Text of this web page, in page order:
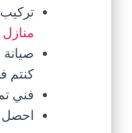
منازل
كنتم
فني
احصل